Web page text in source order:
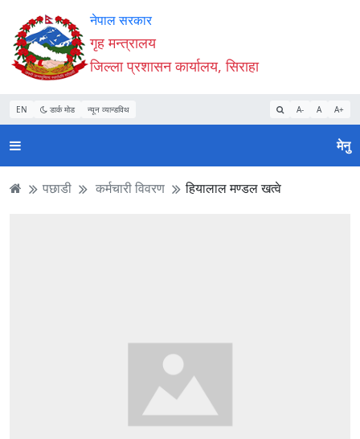
Accessibility
Mode
सुरु
गर्नुहोस्
सामाग्री
पढ्नुहाेस्
नेभिगेसन
पढ्नुहाेस्
वेबसाइट
खोजमा
जानुहोस्
नेपाल सरकार
गृह मन्त्रालय
जिल्ला प्रशासन कार्यालय, सिराहा
EN डार्क मोड न्यून व्यान्डविथ A- A A+
मेनु
पछाडी कर्मचारी विवरण हियालाल मण्डल खत्वे